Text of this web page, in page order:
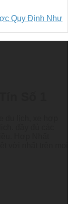
Quy Định Như